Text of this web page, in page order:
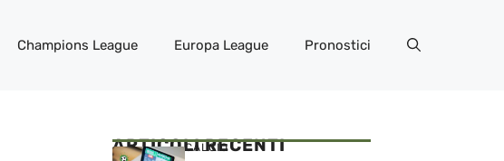
Champions League Europa League Pronostici
ARTICOLI RECENTI
CALCIO